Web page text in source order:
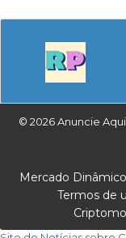
© 2026 Anuncie
Mercado Dinâmico
Termos de